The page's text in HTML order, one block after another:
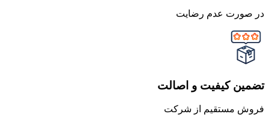
در صورت عدم رضایت
تضمین کیفیت و اصالت
فروش مستقیم از شرکت